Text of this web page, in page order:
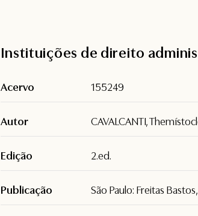
Instituições de direito
Acervo 155249
Autor CAVALCANTI,
Edição 2.ed.
Publicação São Paulo: Freitas